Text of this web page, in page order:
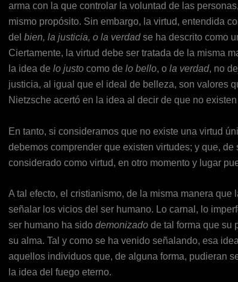
arma con la que controlar la voluntad de las
mismo propósito. Sin embargo, la virtud, entendida
del bien, la justicia, o la verdadse ha descrito como
Ciertamente, la virtud debe ser tratada de la misma
la idea de lo justo como de lo bello, o la verdad, no
justicia, al igual que el ideal de belleza, son valores
Nietzsche acertó en la idea al decir de que no
En tanto, si consideramos que no existe una virtud
debemos comprender que existen virtudes; y que,
considerado como virtud, en otro momento y lugar
A tal efecto, el cristianismo, de la misma manera
señalar los vicios del ser humano. Lo carnal, lo
ser humano ha sido demonizado de tal forma que su
su alma. Tal y como se ha venido señalando, esa
aquellos individuos que, de alguna forma, pudieran
la idea del fuego eterno.